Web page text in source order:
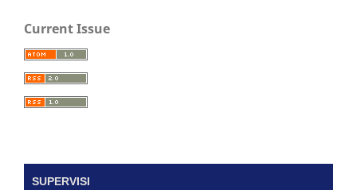
Current Issue
SUPERVISI